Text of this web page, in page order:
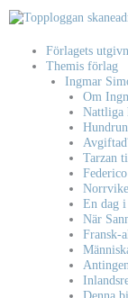
Hoppa
till
Förlagets
Themis förlag
Ingmar
Om
Nattliga
Tarzan
En dag
När
Fransk-